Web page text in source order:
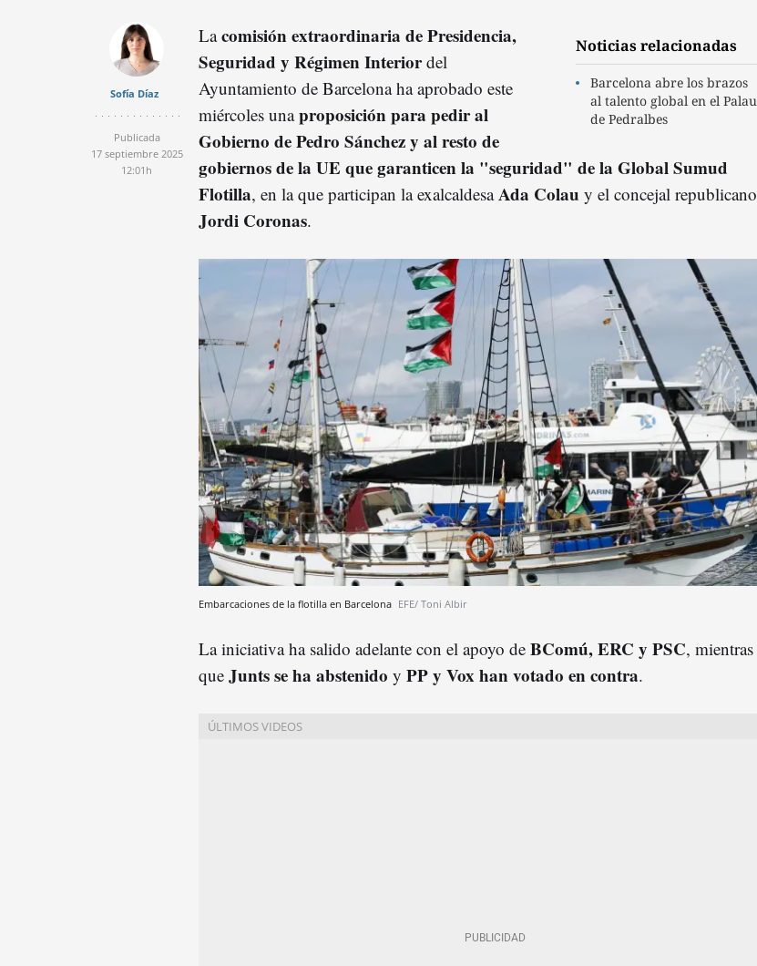
Sofía Díaz
Publicada
17 septiembre 2025
12:01h
Noticias relacionadas
Barcelona abre los brazos
al talento global en el Palau
de Pedralbes
Lacomisión extraordinaria de Presidencia,
Seguridad y Régimen Interiordel
Ayuntamiento de Barcelona ha aprobado este
miércoles unaproposición para pedir al
Gobierno de Pedro Sánchez y al resto de
gobiernos de la UE que garanticen la "seguridad" de la Global Sumud
Flotilla, en la que participan la exalcaldesaAda Colau y el concejal republicano
Jordi Coronas.
Embarcaciones de la flotilla en Barcelona EFE/ Toni Albir
La iniciativa ha salido adelante con el apoyo de BComú, ERC y PSC, mientras
que Junts se ha abstenido y PP y Vox han votado en contra.